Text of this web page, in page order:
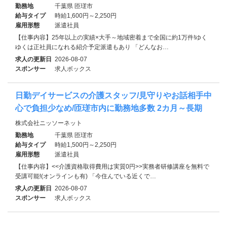
勤務地
千葉県 匝瑳市
給与タイプ
時給1,600円～2,250円
雇用形態
派遣社員
【仕事内容】25年以上の実績×大手～地域密着まで全国に約1万件!ゆく
ゆくは正社員になれる紹介予定派遣もあり 「どんなお…
求人の更新日 2026-08-07
スポンサー
求人ボックス
日勤デイサービスの介護スタッフ/見守りやお話相手中
心で負担少なめ/匝瑳市内に勤務地多数 2カ月～長期
株式会社ニッソーネット
勤務地
千葉県 匝瑳市
給与タイプ
時給1,500円～2,250円
雇用形態
派遣社員
【仕事内容】<<介護資格取得費用は実質0円>>実務者研修講座を無料で
受講可能!(オンラインも有) 「今住んでいる近くで…
求人の更新日 2026-08-07
スポンサー
求人ボックス